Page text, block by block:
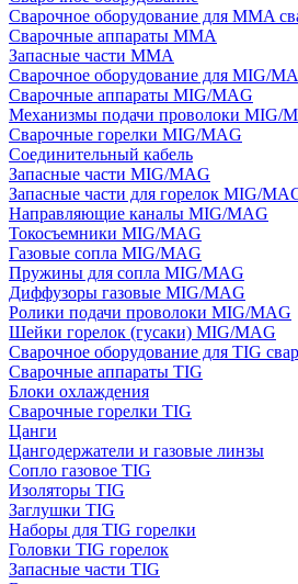
Сварочное оборудование для MMA
Сварочные аппараты MMA
Запасные части MMA
Сварочное оборудование для MIG/
Сварочные аппараты MIG/MAG
Механизмы подачи проволоки MIG/
Сварочные горелки MIG/MAG
Соединительный кабель
Запасные части MIG/MAG
Запасные части для горелок MIG/
Направляющие каналы MIG/MAG
Токосъемники MIG/MAG
Газовые сопла MIG/MAG
Пружины для сопла MIG/MAG
Диффузоры газовые MIG/MAG
Ролики подачи проволоки MIG/MAG
Шейки горелок (гусаки) MIG/MAG
Сварочное оборудование для TIG
Сварочные аппараты TIG
Блоки охлаждения
Сварочные горелки TIG
Цанги
Цангодержатели и газовые линзы
Сопло газовое TIG
Изоляторы TIG
Заглушки TIG
Наборы для TIG горелки
Головки TIG горелок
Запасные части TIG